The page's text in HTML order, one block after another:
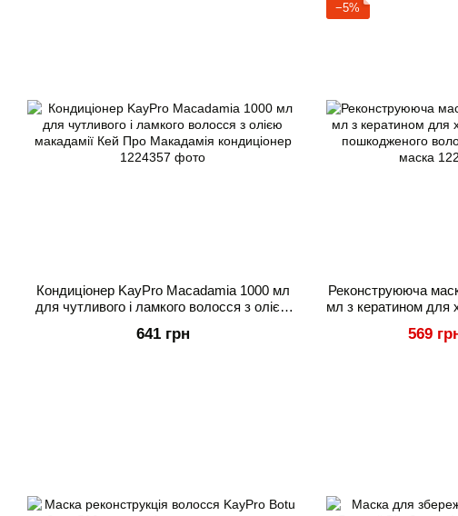
Кондиціонер KayPro Macadamia 1000 мл
для чутливого і ламкого волосся з олією
641 грн
−5%
Реконструююча
мл з кератином для
569